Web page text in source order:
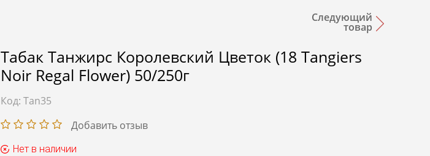
Следующий
товар
Табак Танжирс Королевский Цветок (18 Tangiers
Noir Regal Flower) 50/250г
Код: Tan35
Добавить отзыв
Нет в наличии